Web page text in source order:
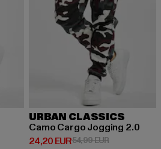
54,99 EUR
URBAN CLASSICS
Camo Cargo Jogging 2.0
24,20 EUR
Derzeitiger Preis: 24,20 EUR
54,99 EURAktionspreis: